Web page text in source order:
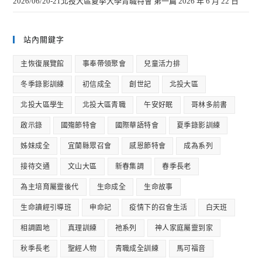
站內關鍵字
主恢復展覽館 事奉帶領聚會 兒童活力排
冬季錄影訓練 初信成全 創世記 北投大區
北投大區學生 北投大區青職 午安好眠 哥林多前書
啟示錄 國殤節特會 國際華語特會 夏季錄影訓練
姊妹成全 宜蘭縣眾召會 感恩節特會 成為系列
接待交通 文山大區 新春集調 春季長老
為主培育屬靈後代 生命成全 生命故事
生命讀經引導班 申命記 疫情下的召會生活 白天班
相調園地 真理訓練 祂系列 神人家庭屬靈到家
秋季長老 聖經人物 青職成全訓練 馬可福音